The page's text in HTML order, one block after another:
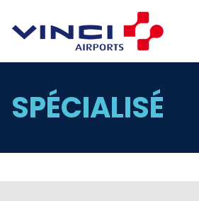
SPÉCIALISÉ